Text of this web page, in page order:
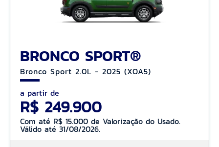
BRONCO SPORT®
Bronco Sport 2.0L - 2025 (XOA5)
a partir de
R$ 249.900
Com até R$ 15.000 de Valorização do Usado.
Válido até 31/08/2026.